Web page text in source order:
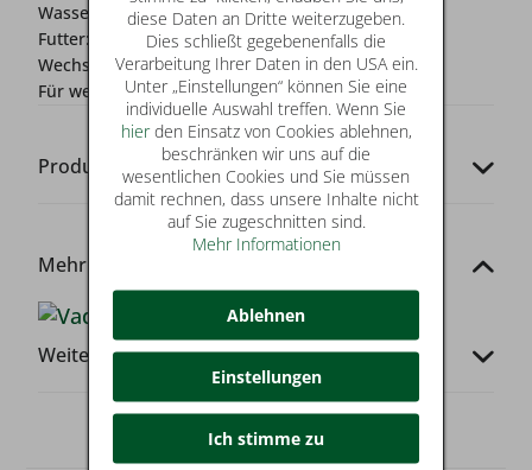
Wasserschutz: Nein
Futter:
Leder/Textil
Wechselfussbett: Ja
Für wen?:
Jungen
Produkt-Codes
Mehr von dieser Marke
Weitere Infos
diese Daten an Dritte weiterzugeben.
Dies schließt gegebenenfalls die
Verarbeitung Ihrer Daten in den USA ein.
Unter „Einstellungen“ können Sie eine
individuelle Auswahl treffen. Wenn Sie
hierden Einsatz von Cookies ablehnen,
beschränken wir uns auf die
wesentlichen Cookies und Sie müssen
damit rechnen, dass unsere Inhalte nicht
auf Sie zugeschnitten sind.
Mehr Informationen
Ablehnen
Einstellungen
Ich stimme zu